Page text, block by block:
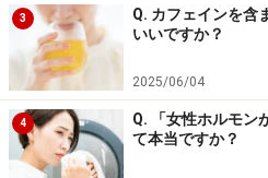
パク合成阻害薬は菌に特徴的
作用するのが特徴です。
それ以外にも、タンパク質
tRNAという物質の働きを阻害
用をもつものもあります。
3
Q. カフェインを含
いいですか？
2025/06/04
4
Q. 「女性ホルモン
て本当ですか？